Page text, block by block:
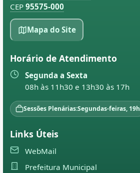
CEP 95575-000
Mapa do Site
Horário de Atendimento
Segunda a Sexta
08h às 11h30 e 13h30 às 17h
Sessões Plenárias:Segundas-feiras, 19h
Links Úteis
WebMail
Prefeitura Municipal